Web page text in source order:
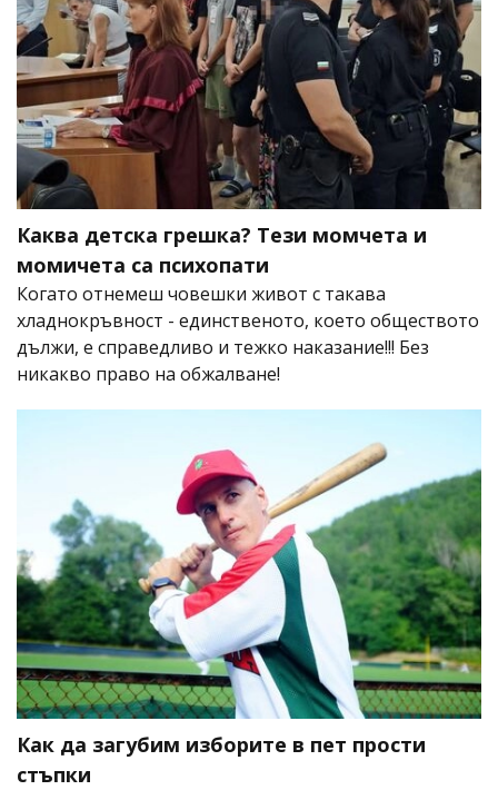
Каква детска грешка? Тези момчета и
момичета са психопати
Когато отнемеш човешки живот с такава
хладнокръвност - единственото, което обществото
дължи, е справедливо и тежко наказание!!! Без
никакво право на обжалване!
Как да загубим изборите в пет прости
стъпки